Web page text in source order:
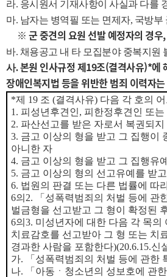
라. 응시원서 기재사항이 사실과 다를
마. 남자는 병역필 또는 면제자, 국방
※ 군 중견의 요원 선발 예정자의 경우
바. 채용공고 내 타 모집분야 중복지원
사.본원 인사규정 제19조(결격사유)*에
장애인복지법 등을 위반한 범죄 이력자
*제 19 조 (결격사유) 다음 각 호의
1. 피성년후견인, 피한정후견인 또
2. 파산선고를 받은 자로서 복권되
3. 금고 이상의 형을 받고 그 집행이
아니한 자
4. 금고 이상의 형을 받고 그 집행유
5. 금고 이상의 형의 선고유예를 받
6. 법원의 판결 또는 다른 법률에 따
6의 2. 「 성폭력범죄의 처벌 등에 관
벌금형을 선고받고 그 형이 확정된
6의 3. 미성년자에 대한 다음 각 목
치료감호를 선고받아 그 형 또는 치
경과한 사람을 포함한다)(20.6.15.신
가. 「 성폭력범죄의 처벌 등에 관한
나. 「 아동 ㆍ 청소년의 성보호에 관